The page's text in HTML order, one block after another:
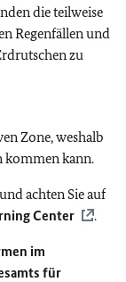
die teilweise
Regenfällen und
zu
Zone, weshalb
kommen kann.
achten Sie auf
Center .
im
für